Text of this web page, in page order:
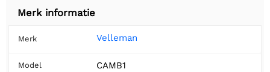
Merk informatie
Merk Velleman
Model CAMB1